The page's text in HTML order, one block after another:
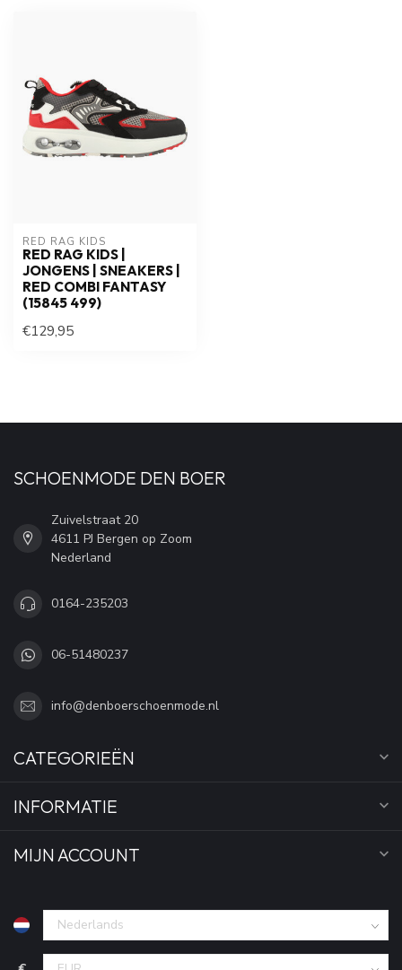
RED RAG KIDS
RED RAG KIDS |
JONGENS | SNEAKERS |
RED COMBI FANTASY
(15845 499)
€129,95
SCHOENMODE DEN BOER
Zuivelstraat 20
4611 PJ Bergen op Zoom
Nederland
0164-235203
06-51480237
info@denboerschoenmode.nl
CATEGORIEËN
INFORMATIE
MIJN ACCOUNT